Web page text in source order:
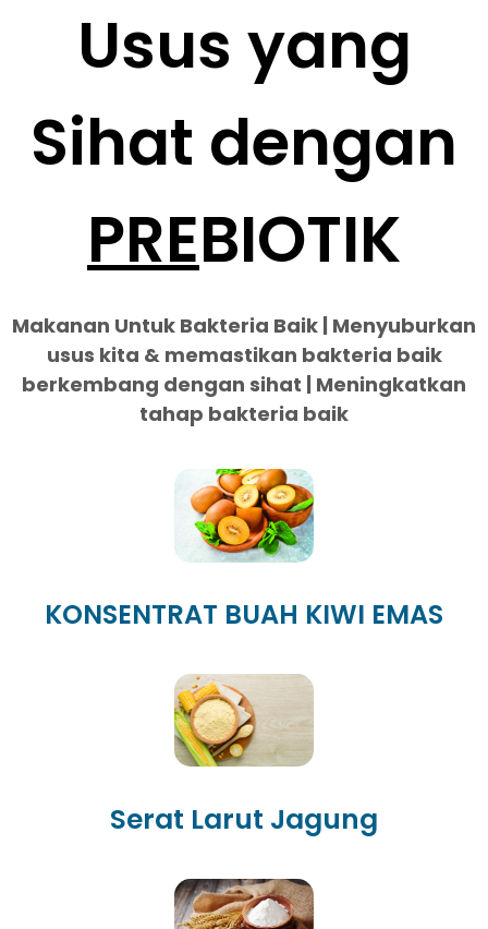
Usus yang
Sihat dengan
PREBIOTIK
Makanan Untuk Bakteria Baik | Menyuburkan
usus kita & memastikan bakteria baik
berkembang dengan sihat | Meningkatkan
tahap bakteria baik
KONSENTRAT BUAH KIWI EMAS
Serat Larut Jagung